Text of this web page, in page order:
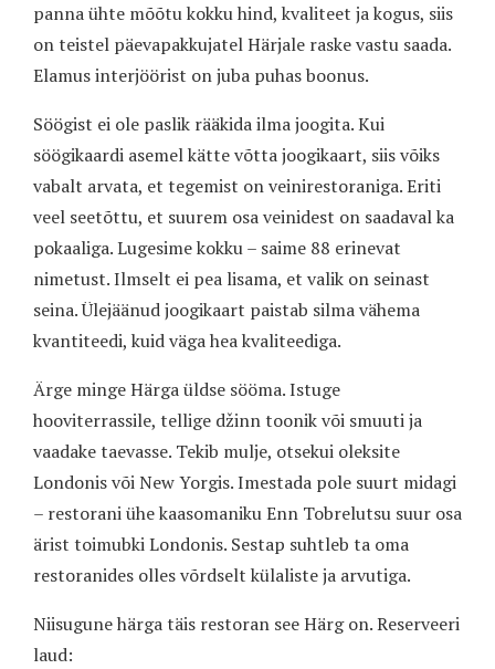
panna ühte mõõtu kokku hind, kvaliteet ja kogus, siis
on teistel päevapakkujatel Härjale raske vastu saada.
Elamus interjöörist on juba puhas boonus.
Söögist ei ole paslik rääkida ilma joogita. Kui
söögikaardi asemel kätte võtta joogikaart, siis võiks
vabalt arvata, et tegemist on veinirestoraniga. Eriti
veel seetõttu, et suurem osa veinidest on saadaval ka
pokaaliga. Lugesime kokku – saime 88 erinevat
nimetust. Ilmselt ei pea lisama, et valik on seinast
seina. Ülejäänud joogikaart paistab silma vähema
kvantiteedi, kuid väga hea kvaliteediga.
Ärge minge Härga üldse sööma. Istuge
hooviterrassile, tellige džinn toonik või smuuti ja
vaadake taevasse. Tekib mulje, otsekui oleksite
Londonis või New Yorgis. Imestada pole suurt midagi
– restorani ühe kaasomaniku Enn Tobrelutsu suur osa
ärist toimubki Londonis. Sestap suhtleb ta oma
restoranides olles võrdselt külaliste ja arvutiga.
Niisugune härga täis restoran see Härg on. Reserveeri
laud: